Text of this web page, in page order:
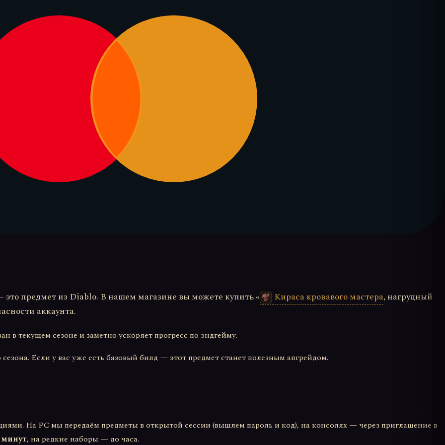
предмет из Diablo. В нашем магазине вы можете купить « Кираса кровавого мастера, нагрудный
аккаунта.
в текущем сезоне и заметно ускоряет прогресс по эндгейму.
Если у вас уже есть базовый билд — этот предмет станет полезным апгрейдом.
На PC мы передаём предметы в открытой сессии (вышлем пароль и код), на консолях — через приглашение в
минут, на редкие наборы — до часа.